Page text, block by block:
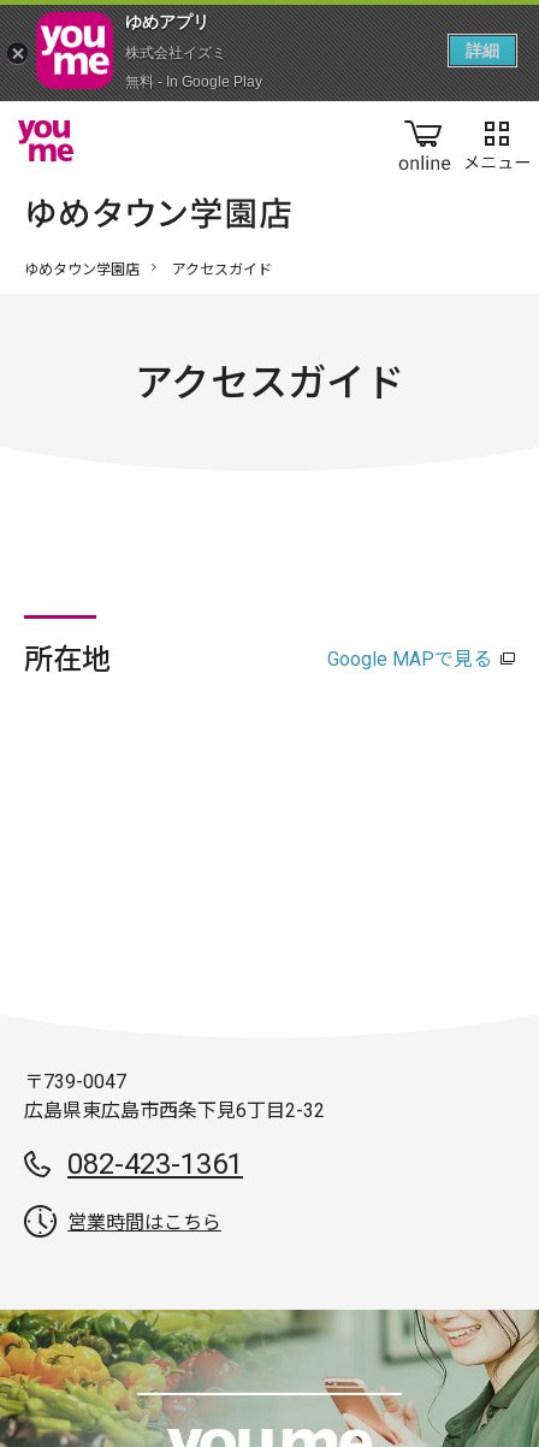
online
ゆめタウン学園店 アクセスガイド
アクセスガイド
所在地 Google MAPで見る
〒739-0047
広島県東広島市西条下見6丁目2-32
082-423-1361
営業時間はこちら
ゆめアプ‪リ‬
株式会社イズミ
無料 - In Google Play
詳細